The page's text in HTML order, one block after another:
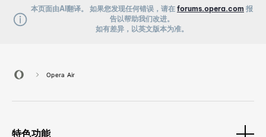
本页面由AI翻译。 如果您发现任何错误，请在 forums.opera.com 报
告以帮助我们改进。
如有差异，以英文版本为准。
Opera Air
特色功能